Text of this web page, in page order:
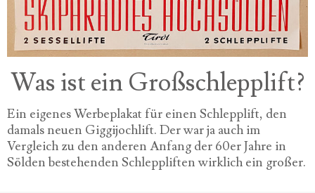
Was ist ein Großschlepplift?
Ein eigenes Werbeplakat für einen Schlepplift, den
damals neuen Giggijochlift. Der war ja auch im
Vergleich zu den anderen Anfang der 60er Jahre in
Sölden bestehenden Schleppliften wirklich ein großer.